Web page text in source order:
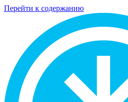
Перейти к содержанию